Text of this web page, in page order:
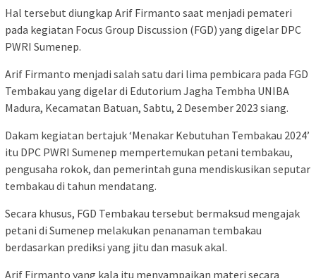
Hal tersebut diungkap Arif Firmanto saat menjadi pemateri
pada kegiatan Focus Group Discussion (FGD) yang digelar DPC
PWRI Sumenep.
Arif Firmanto menjadi salah satu dari lima pembicara pada FGD
Tembakau yang digelar di Edutorium Jagha Tembha UNIBA
Madura, Kecamatan Batuan, Sabtu, 2 Desember 2023 siang.
Dakam kegiatan bertajuk ‘Menakar Kebutuhan Tembakau 2024’
itu DPC PWRI Sumenep mempertemukan petani tembakau,
pengusaha rokok, dan pemerintah guna mendiskusikan seputar
tembakau di tahun mendatang.
Secara khusus, FGD Tembakau tersebut bermaksud mengajak
petani di Sumenep melakukan penanaman tembakau
berdasarkan prediksi yang jitu dan masuk akal.
Arif Firmanto yang kala itu menyampaikan materi secara